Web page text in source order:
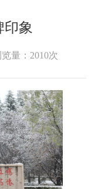
印象
量： 2010次